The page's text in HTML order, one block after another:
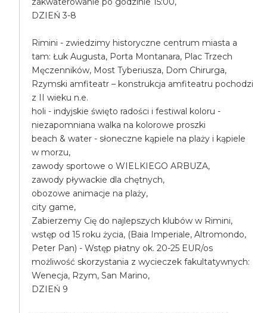
DZIEŃ 3-8
Rimini - zwiedzimy historyczne centrum miasta a
tam: Łuk Augusta, Porta Montanara, Plac Trzech
Męczenników, Most Tyberiusza, Dom Chirurga,
Rzymski amfiteatr – konstrukcja amfiteatru pochodzi
z II wieku n.e.
holi - indyjskie święto radości i festiwal koloru -
niezapomniana walka na kolorowe proszki
beach & water - słoneczne kąpiele na plaży i kąpiele
w morzu,
zawody sportowe o WIELKIEGO ARBUZA,
zawody pływackie dla chętnych,
obozowe animacje na plaży,
city game,
Zabierzemy Cię do najlepszych klubów w Rimini,
wstęp od 15 roku życia, (Baia Imperiale, Altromondo,
Peter Pan) - Wstęp płatny ok. 20-25 EUR/os
możliwość skorzystania z wycieczek fakultatywnych:
Wenecja, Rzym, San Marino,
DZIEŃ 9